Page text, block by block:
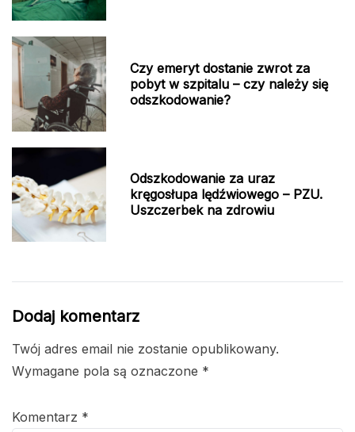
Czy emeryt dostanie zwrot za
pobyt w szpitalu – czy należy się
odszkodowanie?
Odszkodowanie za uraz
kręgosłupa lędźwiowego – PZU.
Uszczerbek na zdrowiu
Dodaj komentarz
Twój adres email nie zostanie opublikowany.
Wymagane pola są oznaczone *
Komentarz *